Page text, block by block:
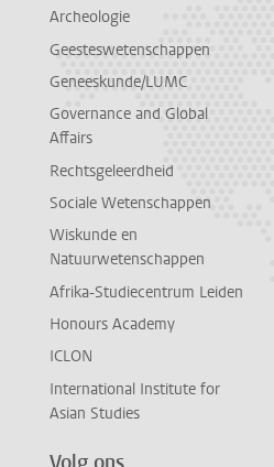
Archeologie
Geesteswetenschappen
Geneeskunde/LUMC
Governance and Global
Affairs
Rechtsgeleerdheid
Sociale Wetenschappen
Wiskunde en
Natuurwetenschappen
Afrika-Studiecentrum Leiden
Honours Academy
ICLON
International Institute for
Asian Studies